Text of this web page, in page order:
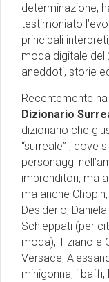
determinazione,
testimoniato
principali
moda digitale
aneddoti, storie
Recentemente
Dizionario
dizionario che
“surreale” , dove
personaggi
imprenditori, ma
ma anche
Desiderio,
Schieppati (per
moda), Tiziano e
Versace,
minigonna, i